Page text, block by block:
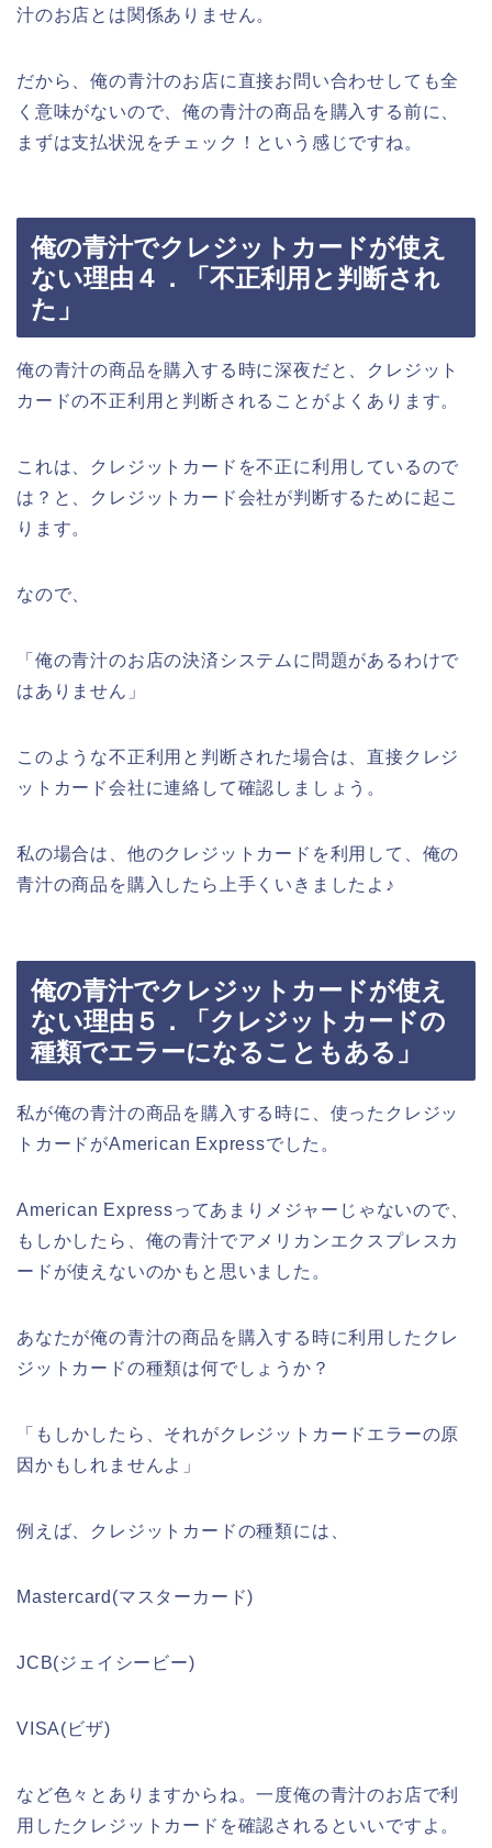
汁のお店とは関係ありません。
だから、俺の青汁のお店に直接お問い合わせしても全
く意味がないので、俺の青汁の商品を購入する前に、
まずは支払状況をチェック！という感じですね。
俺の青汁でクレジットカードが使え
ない理由４．「不正利用と判断され
た」
俺の青汁の商品を購入する時に深夜だと、クレジット
カードの不正利用と判断されることがよくあります。
これは、クレジットカードを不正に利用しているので
は？と、クレジットカード会社が判断するために起こ
ります。
なので、
「俺の青汁のお店の決済システムに問題があるわけで
はありません」
このような不正利用と判断された場合は、直接クレジ
ットカード会社に連絡して確認しましょう。
私の場合は、他のクレジットカードを利用して、俺の
青汁の商品を購入したら上手くいきましたよ♪
俺の青汁でクレジットカードが使え
ない理由５．「クレジットカードの
種類でエラーになることもある」
私が俺の青汁の商品を購入する時に、使ったクレジッ
トカードがAmerican Expressでした。
American Expressってあまりメジャーじゃないので、
もしかしたら、俺の青汁でアメリカンエクスプレスカ
ードが使えないのかもと思いました。
あなたが俺の青汁の商品を購入する時に利用したクレ
ジットカードの種類は何でしょうか？
「もしかしたら、それがクレジットカードエラーの原
因かもしれませんよ」
例えば、クレジットカードの種類には、
Mastercard(マスターカード)
JCB(ジェイシービー)
VISA(ビザ)
など色々とありますからね。一度俺の青汁のお店で利
用したクレジットカードを確認されるといいですよ。